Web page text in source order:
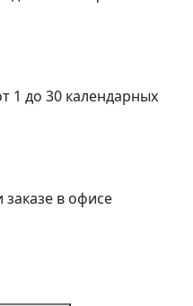
1 до 30 календарных
в офисе